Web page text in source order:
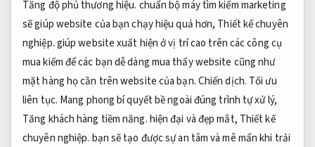
Tăng độ phủ thương hiệu. chuẩn bộ máy tìm kiếm marketing
sẽ giúp website của bạn chạy hiệu quả hơn, Thiết kế chuyên
nghiệp.giúp website xuất hiện ở vị trí cao trên các công cụ
mua kiếm để các bạn dễ dàng mua thấy website cũng như
mặt hàng họ cần trên website của bạn.Chiến dịch. Tối ưu
liên tục. Mang phong bí quyết bề ngoài đúng trình tự xử lý,
Tăng khách hàng tiềm năng.hiện đại và đẹp mắt, Thiết kế
chuyên nghiệp. bạn sẽ tạo được sự an tâm và mê mẩn khi trải